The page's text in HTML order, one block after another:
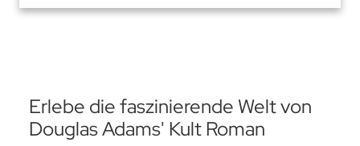
Erlebe die faszinierende Welt von
Douglas Adams' Kult Roman